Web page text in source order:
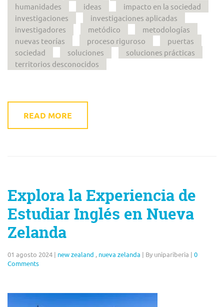
humanidades
ideas
impacto en la sociedad
investigaciones
investigaciones aplicadas
investigadores
metódico
metodologías
nuevas teorías
proceso riguroso
puertas
sociedad
soluciones
soluciones prácticas
territorios desconocidos
READ MORE
Explora la Experiencia de
Estudiar Inglés en Nueva
Zelanda
01 agosto 2024 | new zealand , nueva zelanda | By unipariberia | 0
Comments